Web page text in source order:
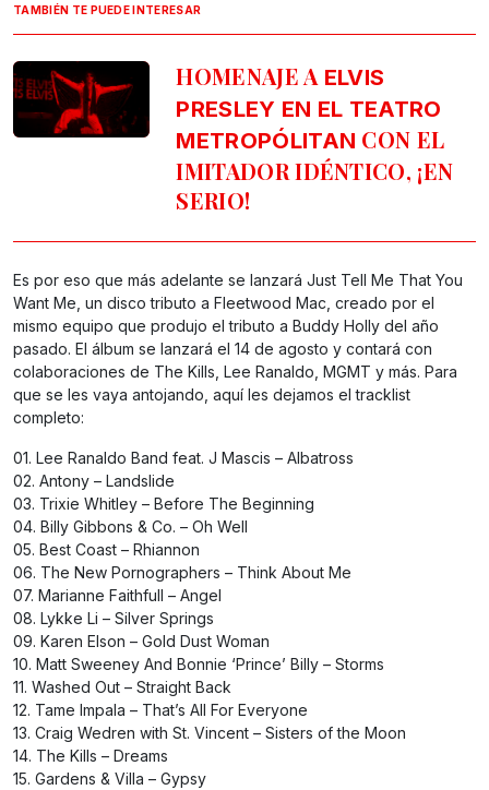
TAMBIÉN TE PUEDE INTERESAR
HOMENAJE A ELVIS
PRESLEY EN EL TEATRO
METROPÓLITAN CON EL
IMITADOR IDÉNTICO, ¡EN
SERIO!
Es por eso que más adelante se lanzará Just Tell Me That You
Want Me, un disco tributo a Fleetwood Mac, creado por el
mismo equipo que produjo el tributo a Buddy Holly del año
pasado. El álbum se lanzará el 14 de agosto y contará con
colaboraciones de The Kills, Lee Ranaldo, MGMT y más. Para
que se les vaya antojando, aquí les dejamos el tracklist
completo:
01. Lee Ranaldo Band feat. J Mascis – Albatross
02. Antony – Landslide
03. Trixie Whitley – Before The Beginning
04. Billy Gibbons & Co. – Oh Well
05. Best Coast – Rhiannon
06. The New Pornographers – Think About Me
07. Marianne Faithfull – Angel
08. Lykke Li – Silver Springs
09. Karen Elson – Gold Dust Woman
10. Matt Sweeney And Bonnie ‘Prince’ Billy – Storms
11. Washed Out – Straight Back
12. Tame Impala – That’s All For Everyone
13. Craig Wedren with St. Vincent – Sisters of the Moon
14. The Kills – Dreams
15. Gardens & Villa – Gypsy